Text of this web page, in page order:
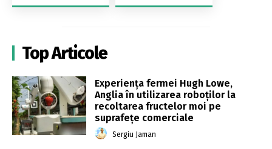
Top Articole
Experiența fermei Hugh Lowe,
Anglia în utilizarea roboților la
recoltarea fructelor moi pe
suprafețe comerciale
Sergiu Jaman